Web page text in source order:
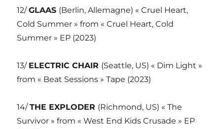
12/GLAAS (Berlin, Allemagne) « Cruel Heart,
Cold Summer » from « Cruel Heart, Cold
Summer » EP (2023)
13/ ELECTRIC CHAIR (Seattle, US) « Dim Light »
from « Beat Sessions » Tape (2023)
14/THE EXPLODER (Richmond, US) « The
Survivor » from « West End Kids Crusade » EP